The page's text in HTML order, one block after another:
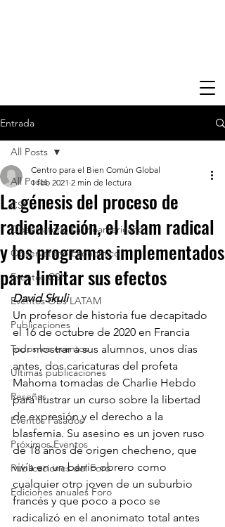
Entrada
All Posts
CSI
Observatorio Latinoamericano
Observatorio Economico
Eventos CSI
Eventos Obs LATAM
Publicaciones
Todos los eventos
Últimas publicaciones
Reseñas
Eventos Pasados
Próximos Eventos
Publicaciones del Foro
Ediciones anuales Foro
All Posts
La génesis del proceso de
radicalización, el Islam radical
y los programas implementados
para limitar sus efectos
Centro para el Bien Común Global
1 feb 2021 2 min de lectura
David Skuli
Un profesor de historia fue decapitado
el 16 de octubre de 2020 en Francia
por mostrar a sus alumnos, unos días
antes, dos caricaturas del profeta
Mahoma tomadas de Charlie Hebdo
para ilustrar un curso sobre la libertad
de expresión y el derecho a la
blasfemia. Su asesino es un joven ruso
de 18 años de origen checheno, que
vivía en un barrio obrero como
cualquier otro joven de un suburbio
francés y que poco a poco se
radicalizó en el anonimato total antes